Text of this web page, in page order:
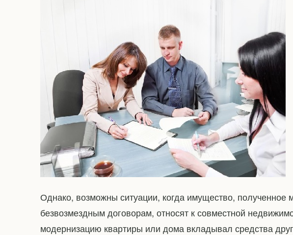
Однако, возможны ситуации, когда имущество,
безвозмездным договорам, относят к совместной
модернизацию квартиры или дома вкладывал средства